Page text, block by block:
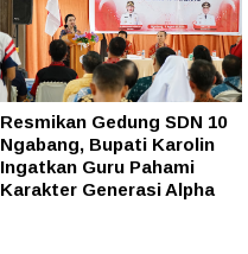
Resmikan Gedung SDN 10
Ngabang, Bupati Karolin
Ingatkan Guru Pahami
Karakter Generasi Alpha